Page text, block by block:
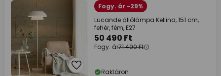
Fogy. ár -29%
Lucande állólámpa Kellina, 151 cm,
fehér, fém, E27
50 490 Ft
Fogy. ár71 490 Ft
Raktáron